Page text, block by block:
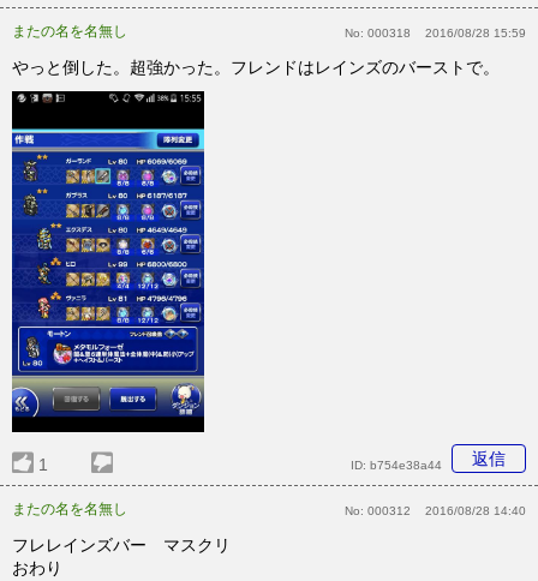
またの名を名無し No: 000318 2016/08/28 15:59
やっと倒した。超強かった。フレンドはレインズのバーストで。
1 返信
ID: b754e38a44
またの名を名無し No: 000312 2016/08/28 14:40
フレレインズバー マスクリ
おわり